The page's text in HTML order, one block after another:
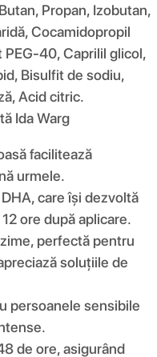
Propan, Izobutan,
Cocamidopropil
40, Caprilil glicol,
Bisulfit de sodiu,
Acid citric.
Ida Warg
facilitează
urmele.
care își dezvoltă
ore după aplicare.
perfectă pentru
soluțiile de
persoanele sensibile
de ore, asigurând